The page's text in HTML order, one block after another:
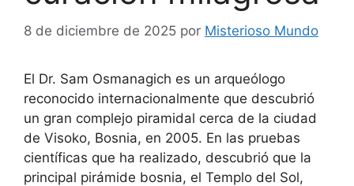
8 de diciembre de 2025 por Misterioso Mundo
El Dr. Sam Osmanagich es un arqueólogo
reconocido internacionalmente que descubrió
un gran complejo piramidal cerca de la ciudad
de Visoko, Bosnia, en 2005. En las pruebas
científicas que ha realizado, descubrió que la
principal pirámide bosnia, el Templo del Sol,